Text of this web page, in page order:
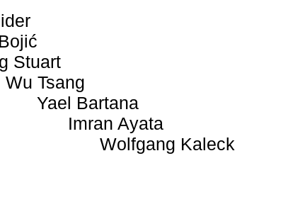
Stuart
Wu Tsang
Yael Bartana
Imran Ayata
Wolfgang Kaleck